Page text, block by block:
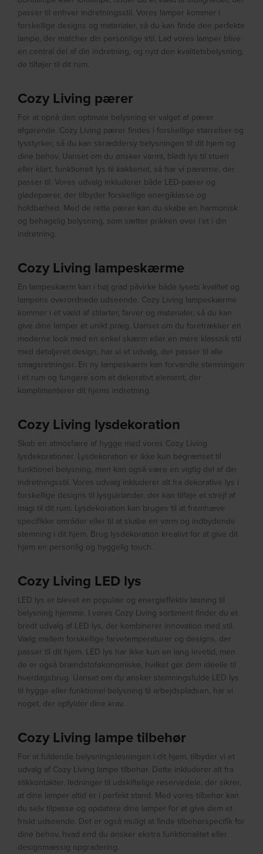
passer til enhver indretningsstil. Vores lamper kommer i
forskellige designs og materialer, så du kan finde den perfekte
lampe, der matcher din personlige stil. Lad vores lamper blive
en central del af din indretning, og nyd den kvalitetsbelysning,
de tilføjer til dit rum.
Cozy Living pærer
For at opnå den optimale belysning er valget af pærer
afgørende. Cozy Living pærer findes i forskellige størrelser og
lysstyrker, så du kan skræddersy belysningen til dit hjem og
dine behov. Uanset om du ønsker varmt, blødt lys til stuen
eller klart, funktionelt lys til køkkenet, så har vi pærerne, der
passer til. Vores udvalg inkluderer både LED-pærer og
glødepærer, der tilbyder forskellige energiklasse og
holdbarhed. Med de rette pærer kan du skabe en harmonisk
og behagelig belysning, som sætter prikken over i’et i din
indretning.
Cozy Living lampeskærme
En lampeskærm kan i høj grad påvirke både lysets kvalitet og
lampens overordnede udseende. Cozy Living lampeskærme
kommer i et væld af stilarter, farver og materialer, så du kan
give dine lamper et unikt præg. Uanset om du foretrækker en
moderne look med en enkel skærm eller en mere klassisk stil
med detaljeret design, har vi et udvalg, der passer til alle
smagsretninger. En ny lampeskærm kan forvandle stemningen
i et rum og fungere som et dekorativt element, der
komplimenterer dit hjems indretning.
Cozy Living lysdekoration
Skab en atmosfære af hygge med vores Cozy Living
lysdekorationer. Lysdekoration er ikke kun begrænset til
funktionel belysning, men kan også være en vigtig del af din
indretningsstil. Vores udvalg inkluderer alt fra dekorative lys i
forskellige designs til lysguirlander, der kan tilføje et strejf af
magi til dit rum. Lysdekoration kan bruges til at fremhæve
specifikke områder eller til at skabe en varm og indbydende
stemning i dit hjem. Brug lysdekoration kreativt for at give dit
hjem en personlig og hyggelig touch.
Cozy Living LED lys
LED lys er blevet en populær og energieffektiv løsning til
belysning hjemme. I vores Cozy Living sortiment finder du et
bredt udvalg af LED lys, der kombinerer innovation med stil.
Vælg mellem forskellige farvetemperaturer og designs, der
passer til dit hjem. LED lys har ikke kun en lang levetid, men
de er også brændstoføkonomiske, hvilket gør dem ideelle til
hverdagsbrug. Uanset om du ønsker stemningsfulde LED lys
til hygge eller funktionel belysning til arbejdspladsen, har vi
noget, der opfylder dine krav.
Cozy Living lampe tilbehør
For at fuldende belysningsløsningen i dit hjem, tilbyder vi et
udvalg af Cozy Living lampe tilbehør. Dette inkluderer alt fra
stikkontakter, ledninger til udskiftelige reservedele, der sikrer,
at dine lamper altid er i perfekt stand. Med vores tilbehør kan
du selv tilpasse og opdatere dine lamper for at give dem et
friskt udseende. Det er også muligt at finde tilbehørspecifik for
dine behov, hvad end du ønsker ekstra funktionalitet eller
designmæssig opgradering.